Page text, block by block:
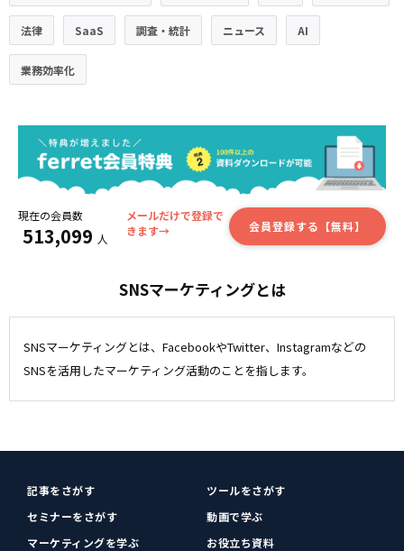
法律 SaaS 調査・統計 ニュース AI
業務効率化
現在の会員数
513,099 人
メールだけで登録で
きます→
会員登録する【無料】
SNSマーケティングとは
SNSマーケティングとは、FacebookやTwitter、Instagramなどの
SNSを活用したマーケティング活動のことを指します。
記事をさがす
ツールをさがす
セミナーをさがす
動画で学ぶ
マーケティングを学ぶ
お役立ち資料